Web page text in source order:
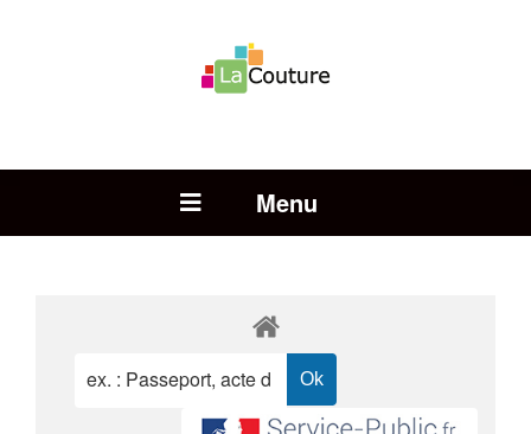
Open Menu